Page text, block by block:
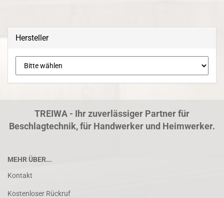
Hersteller
TREIWA - Ihr zuverlässiger Partner für
Beschlagtechnik, für Handwerker und Heimwerker.
MEHR ÜBER...
Kontakt
Kostenloser Rückruf